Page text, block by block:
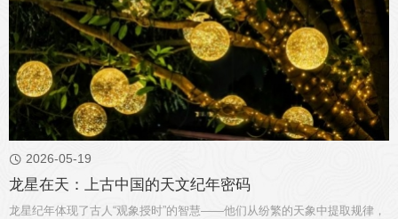
 2026-05-19
龙星在天：上古中国的天文纪年密码
龙星纪年体现了古人“观象授时”的智慧——他们从纷繁的天象中提取规律，